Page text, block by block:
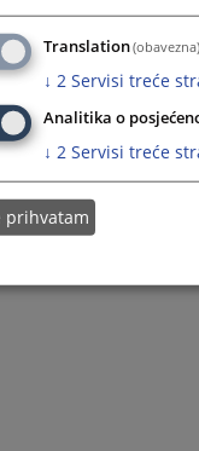
Translation(obavezna)
↓ 2 Servisi treće
Analitika o
↓ 2 Servisi treće
prihvatam